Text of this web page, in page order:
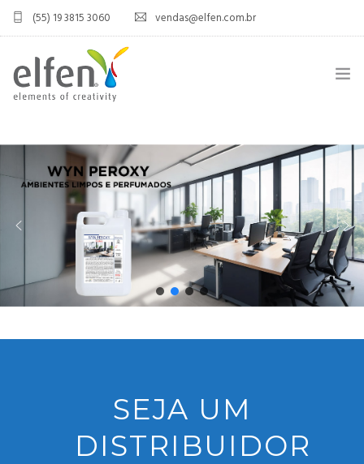
(55) 19 3815 3060 vendas@elfen.com.br
QUEM SOMOS
JOINT VENTURE
ÁREA DO DISTRIBUIDOR
PRODUTOS
SEJA UM
DISTRIBUIDOR